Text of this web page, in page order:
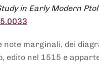
in Early Modern
marginali, dei
nel 1515 e